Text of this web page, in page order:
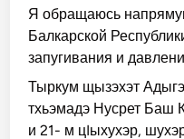
Я обращаюсь
Балкарской
запугивания и
Тыркум щызэхэт
тхьэмадэ Нусрет Баш
и 21- м цIыхухэр,